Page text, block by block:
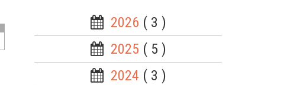
2026 ( 3 )
2025 ( 5 )
2024 ( 3 )